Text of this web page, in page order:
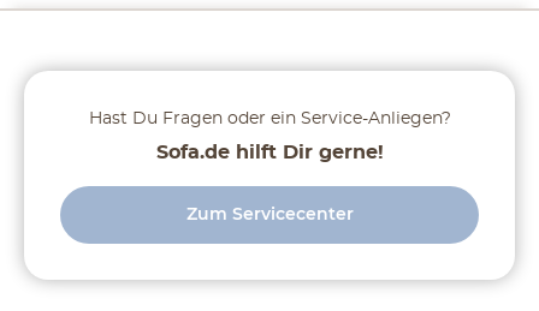
Hast Du Fragen oder ein Service-Anliegen?
Sofa.de hilft Dir gerne!
Zum Servicecenter